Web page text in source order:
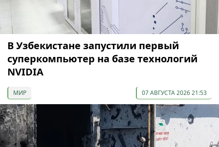
В Узбекистане запустили первый
суперкомпьютер на базе технологий
NVIDIA
МИР 07 АВГУСТА 2026 21:53